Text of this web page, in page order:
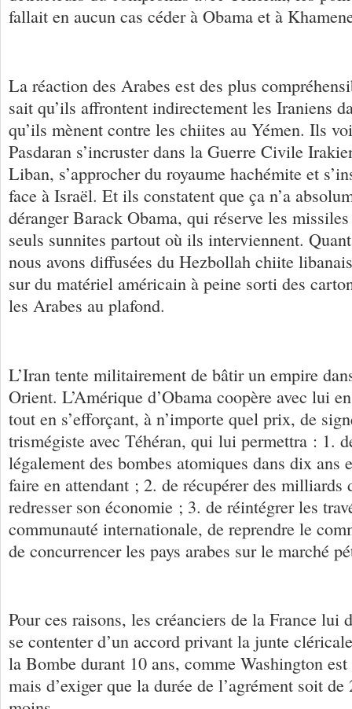
fallait en aucun cas céder à Obama et à
La réaction des Arabes est des plus
sait qu’ils affrontent indirectement les Iraniens
qu’ils mènent contre les chiites au Yémen. Ils
Pasdaran s’incruster dans la Guerre Civile
Liban, s’approcher du royaume hachémite et
face à Israël. Et ils constatent que ça n’a
déranger Barack Obama, qui réserve les
seuls sunnites partout où ils interviennent.
nous avons diffusées du Hezbollah chiite
sur du matériel américain à peine sorti des
les Arabes au plafond.
L’Iran tente militairement de bâtir un empire
Orient. L’Amérique d’Obama coopère avec lui
tout en s’efforçant, à n’importe quel prix, de
trismégiste avec Téhéran, qui lui permettra : 1.
légalement des bombes atomiques dans dix ans
faire en attendant ; 2. de récupérer des milliards
redresser son économie ; 3. de réintégrer les
communauté internationale, de reprendre le
de concurrencer les pays arabes sur le marché
Pour ces raisons, les créanciers de la France lui
se contenter d’un accord privant la junte
la Bombe durant 10 ans, comme Washington est
mais d’exiger que la durée de l’agrément soit